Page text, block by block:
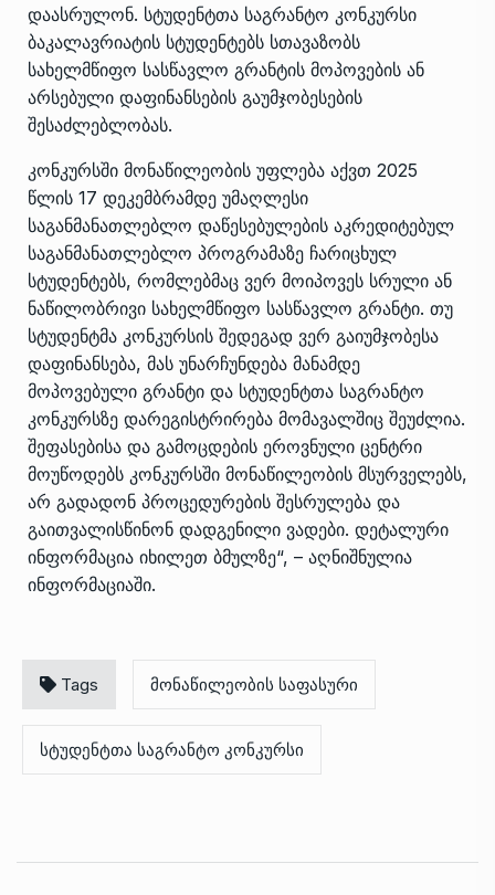
დაასრულონ. სტუდენტთა საგრანტო კონკურსი
ბაკალავრიატის სტუდენტებს სთავაზობს
სახელმწიფო სასწავლო გრანტის მოპოვების ან
არსებული დაფინანსების გაუმჯობესების
შესაძლებლობას.
კონკურსში მონაწილეობის უფლება აქვთ 2025
წლის 17 დეკემბრამდე უმაღლესი
საგანმანათლებლო დაწესებულების აკრედიტებულ
საგანმანათლებლო პროგრამაზე ჩარიცხულ
სტუდენტებს, რომლებმაც ვერ მოიპოვეს სრული ან
ნაწილობრივი სახელმწიფო სასწავლო გრანტი. თუ
სტუდენტმა კონკურსის შედეგად ვერ გაიუმჯობესა
დაფინანსება, მას უნარჩუნდება მანამდე
მოპოვებული გრანტი და სტუდენტთა საგრანტო
კონკურსზე დარეგისტრირება მომავალშიც შეუძლია.
შეფასებისა და გამოცდების ეროვნული ცენტრი
მოუწოდებს კონკურსში მონაწილეობის მსურველებს,
არ გადადონ პროცედურების შესრულება და
გაითვალისწინონ დადგენილი ვადები. დეტალური
ინფორმაცია იხილეთ ბმულზე“, – აღნიშნულია
ინფორმაციაში.
Tags მონაწილეობის საფასური
სტუდენტთა საგრანტო კონკურსი